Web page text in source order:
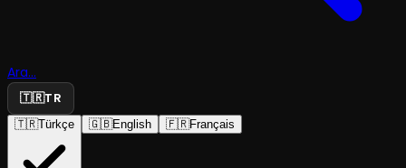
Ara...
🇹🇷TR
🇹🇷Türkçe 🇬🇧English 🇫🇷Français